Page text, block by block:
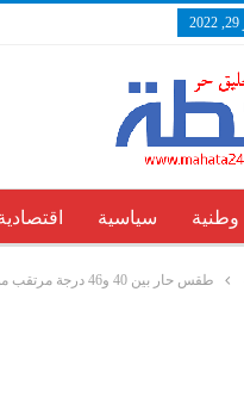
وطنية سياسية
طقس حار بين 40 و46 درجة مرتقب من الجمعة إلى الأحد بعدد من أقاليم المملكة